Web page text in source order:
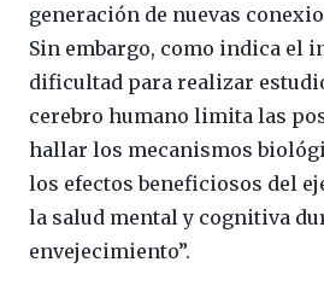
generación de nuevas
Sin embargo, como indica el
dificultad para realizar
cerebro humano limita las
hallar los mecanismos
los efectos beneficiosos del
la salud mental y cognitiva
envejecimiento”.